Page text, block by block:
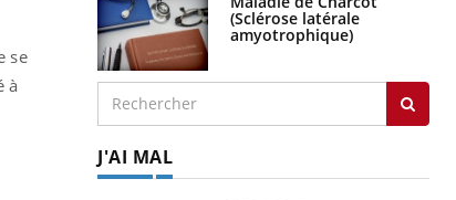
se
à
(Sclérose latérale
amyotrophique)
J'AI MAL